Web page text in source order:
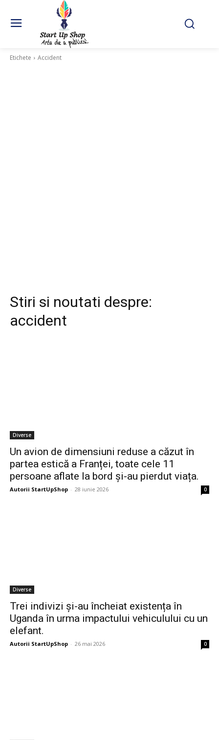
Etichete Accident
Stiri si noutati despre:
accident
Diverse
Un avion de dimensiuni reduse a căzut în
partea estică a Franței, toate cele 11
persoane aflate la bord și-au pierdut viața.
Autorii StartUpShop - 28 iunie 2026 0
Diverse
Trei indivizi și-au încheiat existența în
Uganda în urma impactului vehiculului cu un
elefant.
Autorii StartUpShop - 26 mai 2026 0